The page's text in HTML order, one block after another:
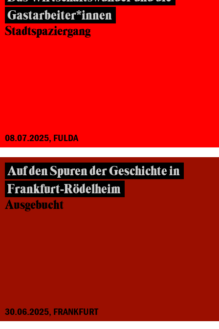
Gastarbeiter*innen
Stadtspaziergang
08.07.2025, FULDA
Auf den Spuren der Geschichte in
Frankfurt-Rödelheim
Ausgebucht
30.06.2025, FRANKFURT